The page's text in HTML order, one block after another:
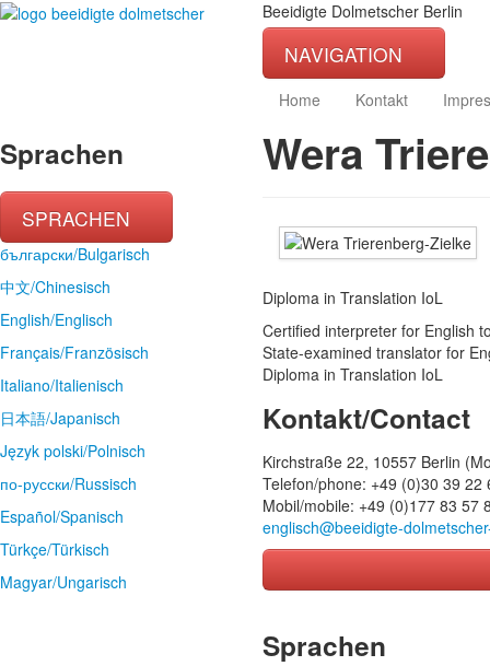
Beeidigte Dolmetscher Berlin
NAVIGATION
Home Kontakt
Sprachen
SPRACHEN
български/Bulgarisch
中文/Chinesisch
English/Englisch
Français/Französisch
Italiano/Italienisch
日本語/Japanisch
Język polski/Polnisch
по-русски/Russisch
Español/Spanisch
Türkçe/Türkisch
Magyar/Ungarisch
Wera
Diploma in Translation IoL
Certified interpreter for English
State-examined translator for
Diploma in Translation IoL
Kontakt/Contact
Kirchstraße 22, 10557 Berlin
Telefon/phone: +49 (0)30 39 22
Mobil/mobile: +49 (0)177 83 57
englisch@beeidigte-
Sprachen